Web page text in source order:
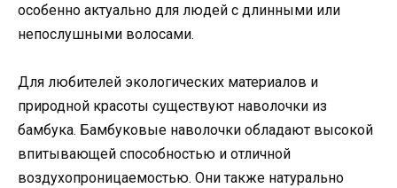
особенно актуально для людей с длинными или
непослушными волосами.
Для любителей экологических материалов и
природной красоты существуют наволочки из
бамбука. Бамбуковые наволочки обладают высокой
впитывающей способностью и отличной
воздухопроницаемостью. Они также натурально